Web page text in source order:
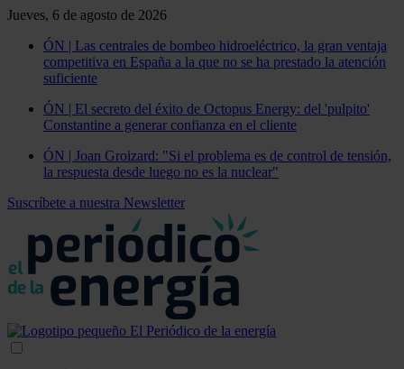
Jueves, 6 de agosto de 2026
ÓN | Las centrales de bombeo hidroeléctrico, la gran ventaja
competitiva en España a la que no se ha prestado la atención
suficiente
ÓN | El secreto del éxito de Octopus Energy: del 'pulpito'
Constantine a generar confianza en el cliente
ÓN | Joan Groizard: "Si el problema es de control de tensión,
la respuesta desde luego no es la nuclear"
Suscríbete a nuestra Newsletter